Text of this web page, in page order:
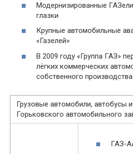
Модернизированные
глазки
Крупные автомобильные
«Газелей»
В 2009 году «Группа ГАЗ»
лёгких коммерческих
собственного производства
Грузовые автомобили, автобусы
Горьковского автомобильного
ГАЗ-